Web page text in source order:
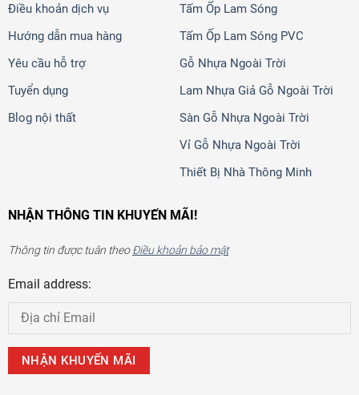
Điều khoản dịch vụ
Hướng dẫn mua hàng
Yêu cầu hỗ trợ
Tuyển dụng
Blog nội thất
Tấm Ốp Lam Sóng
Tấm Ốp Lam Sóng PVC
Gỗ Nhựa Ngoài Trời
Lam Nhựa Giả Gỗ Ngoài Trời
Sàn Gỗ Nhựa Ngoài Trời
Vỉ Gỗ Nhựa Ngoài Trời
Thiết Bị Nhà Thông Minh
NHẬN THÔNG TIN KHUYẾN MÃI!
Thông tin được tuân theoĐiều khoản bảo mật
Email address: